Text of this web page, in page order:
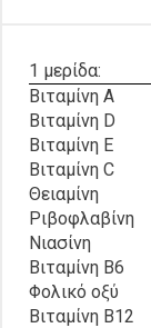
1 μερίδα:
Βιταμίνη A
Βιταμίνη D
Βιταμίνη E
Βιταμίνη C
Θειαμίνη
Ριβοφλαβίνη
Νιασίνη
Βιταμίνη B6
Φολικό οξύ
Βιταμίνη B12